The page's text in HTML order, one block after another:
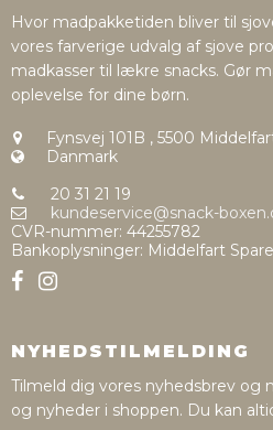
Hvor madpakketiden bliver til
vores farverige udvalg af sjove
madkasser til lækre snacks. Gør
oplevelse for dine børn.
Fynsvej 101B , 5500
Danmark
20 31 21 19
kundeservice@snack-
CVR-nummer: 44255782
Bankoplysninger: Middelfart
NYHEDSTILMELDING
Tilmeld dig vores nyhedsbrev og
og nyheder i shoppen. Du kan